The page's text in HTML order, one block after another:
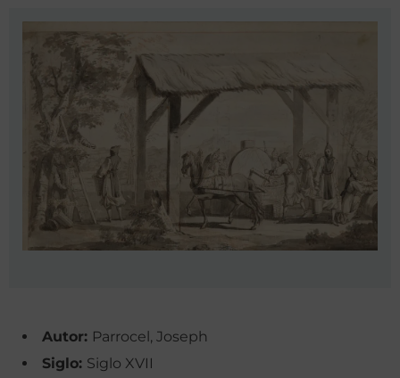
Autor: Parrocel, Joseph
Siglo: Siglo XVII